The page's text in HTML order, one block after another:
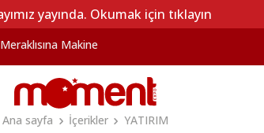
yayında. Okumak için tıklayın
Meraklısına Makine
Ana sayfa
İçerikler YATIRIM